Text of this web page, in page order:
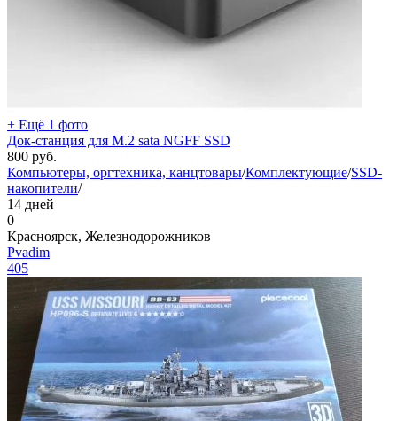
+ Ещё 1 фото
Док-станция для M.2 sata NGFF SSD
800 руб.
Компьютеры, оргтехника, канцтовары/Комплектующие/SSD-
накопители/
14 дней
0
Красноярск, Железнодорожников
Pvadim
405